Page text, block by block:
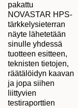
pakattu
NOVASTAR HPS-
tärkkelysieterran
näyte lähetetään
sinulle yhdessä
tuotteen esitteen,
teknisten tietojen,
räätälöidyn kaavan
ja jopa siihen
liittyvien
testiraporttien